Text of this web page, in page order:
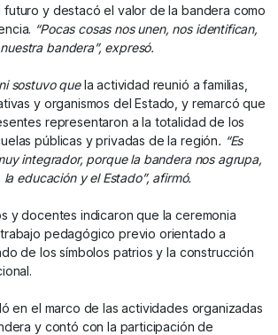
futuro y destacó el valor de la bandera como
“Pocas cosas nos unen, nos identifican,
bandera”, expresó.
sostuvo quela actividad reunió a familias,
y organismos del Estado, y remarcó que
representaron a la totalidad de los
públicas y privadas de la región. “Es
integrador, porque la bandera nos agrupa,
educación y el Estado”, afirmó.
y docentes indicaron que la ceremonia
pedagógico previo orientado a
de los símbolos patrios y la construcción
en el marco de las actividades organizadas
y contó con la participación de